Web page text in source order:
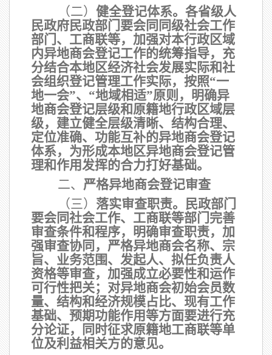
（二） 健全登记体系。 各省级人
民政府民政部门要会同同级社会工作
部门、工商联等，加强对本行政区域
内异地商会登记工作的统筹指导，充
分结合本地区经济社会发展实际和社
会组织登记管理工作实际，按照“一
地一会”、“地域相适”原则，明确异
地商会登记层级和原籍地行政区域层
级，建立健全层级清晰、结构合理、
定位准确、功能互补的异地商会登记
体系，为形成本地区异地商会登记管
理和作用发挥的合力打好基础。
二、 严格异地商会登记审查
（三） 落实审查职责。民政部门
要会同社会工作、工商联等部门完善
审查条件和程序，明确审查职责，加
强审查协同，严格异地商会名称、宗
旨、业务范围、发起人、拟任负责人
资格等审查，加强成立必要性和运作
可行性把关；对异地商会初始会员数
量、结构和经济规模占比、现有工作
基础、预期功能作用等方面要进行充
分论证，同时征求原籍地工商联等单
位及利益相关方的意见。